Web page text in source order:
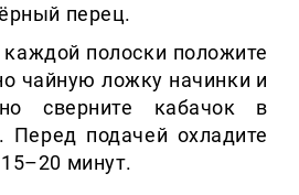
перец.
полоски положите
чайную ложку начинки и
сверните кабачок в
Перед подачей охладите
минут.